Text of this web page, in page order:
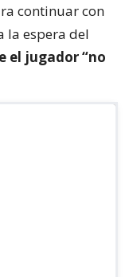
continuar con
la espera del
el jugador “no